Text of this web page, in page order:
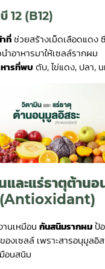
12 (B12)
ที่ ช่วยสร้างเม็ดเลือดแดง
ำอาหารมาให้เซลล์รากผม
ารที่พบ ตับ, ไข่แดง, ปลา,
และแร่ธาตุต้าน
(Antioxidant)
านเหมือนกันสนิมรากผม ป้
องเซลล์ เพราะสารอนุมูลอิส
อนสนิม